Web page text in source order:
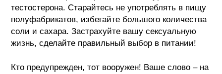
тестостерона. Старайтесь не употреблять в пищу
полуфабрикатов, избегайте большого количества
соли и сахара. Застрахуйте вашу сексуальную
жизнь, сделайте правильный выбор в питании!
Кто предупрежден, тот вооружен! Ваше слово – на